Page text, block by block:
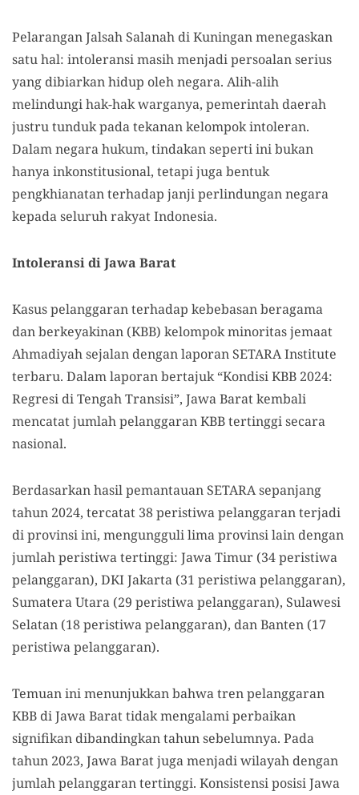
Pelarangan Jalsah Salanah di Kuningan menegaskan
satu hal: intoleransi masih menjadi persoalan serius
yang dibiarkan hidup oleh negara. Alih-alih
melindungi hak-hak warganya, pemerintah daerah
justru tunduk pada tekanan kelompok intoleran.
Dalam negara hukum, tindakan seperti ini bukan
hanya inkonstitusional, tetapi juga bentuk
pengkhianatan terhadap janji perlindungan negara
kepada seluruh rakyat Indonesia.
Intoleransi di Jawa Barat
Kasus pelanggaran terhadap kebebasan beragama
dan berkeyakinan (KBB) kelompok minoritas jemaat
Ahmadiyah sejalan dengan laporan SETARA Institute
terbaru. Dalam laporan bertajuk “Kondisi KBB 2024:
Regresi di Tengah Transisi”, Jawa Barat kembali
mencatat jumlah pelanggaran KBB tertinggi secara
nasional.
Berdasarkan hasil pemantauan SETARA sepanjang
tahun 2024, tercatat 38 peristiwa pelanggaran terjadi
di provinsi ini, mengungguli lima provinsi lain dengan
jumlah peristiwa tertinggi: Jawa Timur (34 peristiwa
pelanggaran), DKI Jakarta (31 peristiwa pelanggaran),
Sumatera Utara (29 peristiwa pelanggaran), Sulawesi
Selatan (18 peristiwa pelanggaran), dan Banten (17
peristiwa pelanggaran).
Temuan ini menunjukkan bahwa tren pelanggaran
KBB di Jawa Barat tidak mengalami perbaikan
signifikan dibandingkan tahun sebelumnya. Pada
tahun 2023, Jawa Barat juga menjadi wilayah dengan
jumlah pelanggaran tertinggi. Konsistensi posisi Jawa